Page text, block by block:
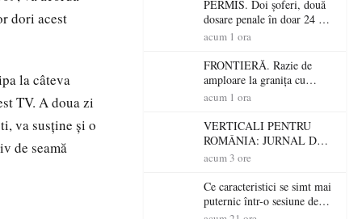
dori acest
la câteva
TV. A doua zi
va susţine şi o
de seamă
PERMIS. Doi șoferi, două
dosare penale în doar 24 de
ore la Petea! Unul avea
nu a avut niciodată permis
acum 1 ora
FRONTIERĂ. Razie de
amploare la granița cu
Ungaria! 800 de persoane și
verificate
acum 1 ora
VERTICALI PENTRU
ROMÂNIA: JURNAL DE
CĂLĂTORIE FIJET
acum 3 ore
Ce caracteristici se simt mai
puternic într-o sesiune de
distracție la sloturi online: